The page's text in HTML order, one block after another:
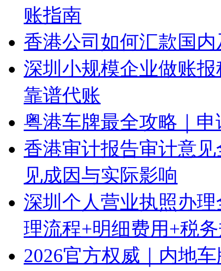
账指南
香港公司如何汇款国
深圳小规模企业做账
靠谱代账
粤港车牌最全攻略｜
香港审计报告审计意
见成因与实际影响
深圳个人营业执照办
理流程+明细费用+税
2026官方权威｜内地